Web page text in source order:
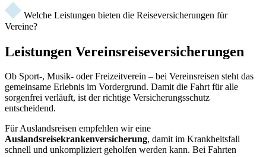
Welche Leistungen bieten die Reiseversicherungen für
Vereine?
Leistungen Vereinsreiseversicherungen
Ob Sport-, Musik- oder Freizeitverein – bei Vereinsreisen steht das
gemeinsame Erlebnis im Vordergrund. Damit die Fahrt für alle
sorgenfrei verläuft, ist der richtige Versicherungsschutz
entscheidend.
Für Auslandsreisen empfehlen wir eine
Auslandsreisekrankenversicherung, damit im Krankheitsfall
schnell und unkompliziert geholfen werden kann. Bei Fahrten